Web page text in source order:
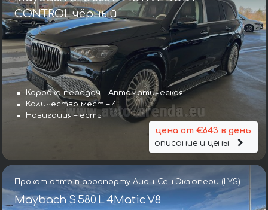
CONTROL чёрный
Коробка передач – Автоматическая
Количество мест – 4
Навигация – есть
цена от €643 в день
описание и цены
Прокат авто в аэропорту Лион-Сен Экзюпери (LYS)
Maybach S 580 L 4Matic V8